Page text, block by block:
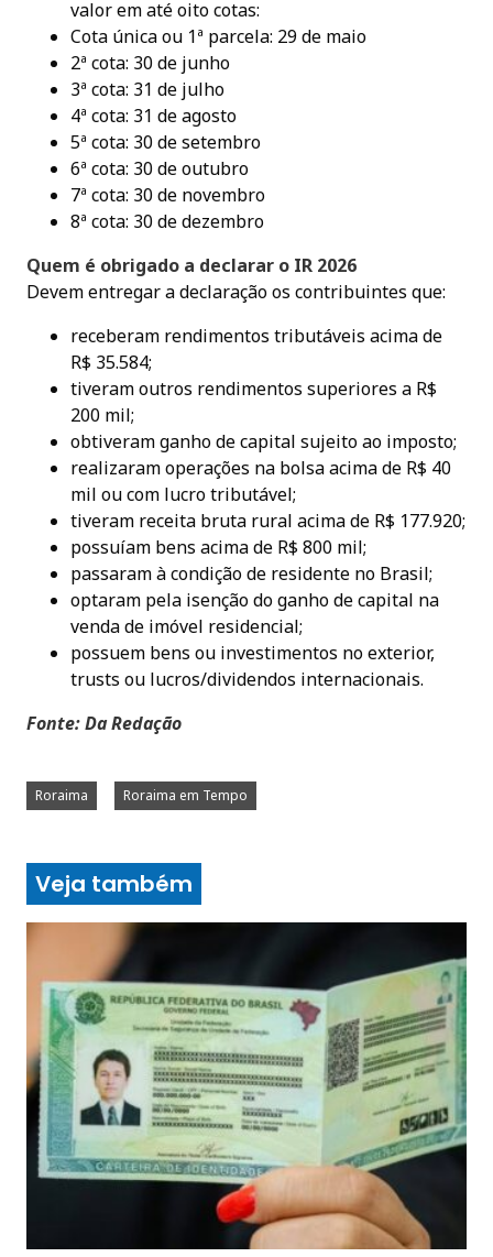
valor em até oito cotas:
Cota única ou 1ª parcela: 29 de maio
2ª cota: 30 de junho
3ª cota: 31 de julho
4ª cota: 31 de agosto
5ª cota: 30 de setembro
6ª cota: 30 de outubro
7ª cota: 30 de novembro
8ª cota: 30 de dezembro
Quem é obrigado a declarar o IR 2026
Devem entregar a declaração os contribuintes que:
receberam rendimentos tributáveis acima de
R$ 35.584;
tiveram outros rendimentos superiores a R$
200 mil;
obtiveram ganho de capital sujeito ao imposto;
realizaram operações na bolsa acima de R$ 40
mil ou com lucro tributável;
tiveram receita bruta rural acima de R$ 177.920;
possuíam bens acima de R$ 800 mil;
passaram à condição de residente no Brasil;
optaram pela isenção do ganho de capital na
venda de imóvel residencial;
possuem bens ou investimentos no exterior,
trusts ou lucros/dividendos internacionais.
Fonte: Da Redação
Roraima Roraima em Tempo
Veja também